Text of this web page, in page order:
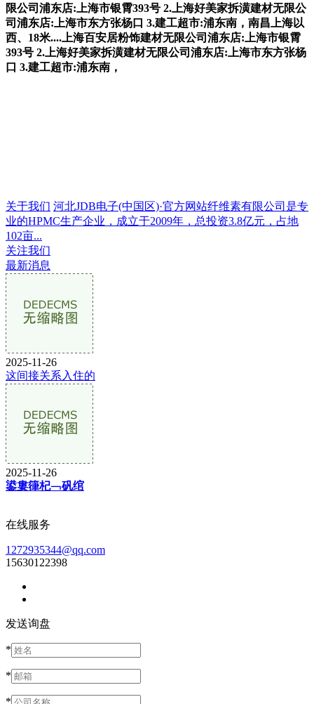
限公司浦东店:上海市银霄393号 2.上海好美家拆潢建材无限公
司浦东店:上海市东方张杨口 3.建工超市:浦东南，南昌上海以
西、18米....上海百安居粉饰建材无限公司浦东店:上海市银霄
393号 2.上海好美家拆潢建材无限公司浦东店:上海市东方张杨
口 3.建工超市:浦东南，
关于我们 河北JDB电子(中国区)·官方网站纤维素有限公司是专
业的HPMC生产企业，成立于2009年，总投资3.8亿元，占地
102亩...
关注我们
最新消息
2025-11-26
这间接关系入住的
2025-11-26
鍙婁箻杞﹁矾绾
在线服务
1272935344@qq.com
15630122398
发送询盘
*
*
*